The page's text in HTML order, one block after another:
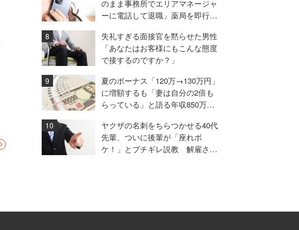
のまま事務所でエリアマネージャ
ーに電話して退職」薬局を即行で
失礼すぎる面接官を黙らせた男性
「あなたはお客様にもこんな態度
で接するのですか？」
夏のボーナス「120万→130万円」
に増額するも「妻は自分の2倍も
らっている」と語る年収850万円
ヤクザの名刺をちらつかせる40代
先輩、ついに後輩が「座れボ
ケ！」とブチギレ説教 解雇され